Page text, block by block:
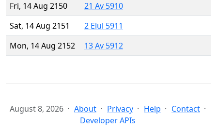
Fri, 14 Aug 2150
21 Av 5910
Sat, 14 Aug 2151
2 Elul 5911
Mon, 14 Aug 2152
13 Av 5912
August 8, 2026 About Privacy Help
Contact
Developer APIs